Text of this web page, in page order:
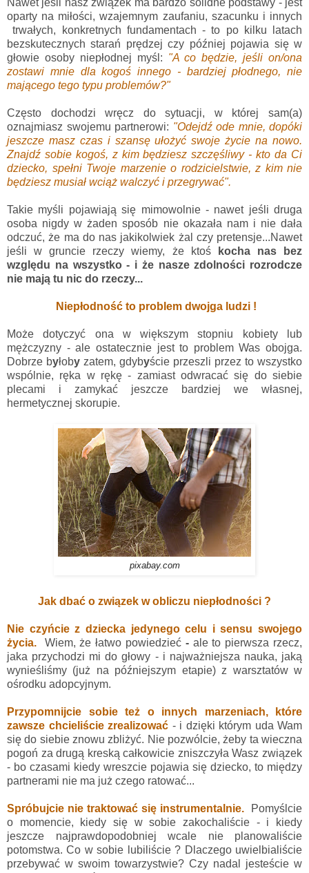
oparty na miłości, wzajemnym zaufaniu, szacunku i innych
trwałych, konkretnych fundamentach - to po kilku latach
bezskutecznych starań prędzej czy później pojawia się w
głowie osoby niepłodnej myśl: "A co będzie, jeśli on/ona
zostawi mnie dla kogoś innego - bardziej płodnego, nie
mającego tego typu problemów?"
Często dochodzi wręcz do sytuacji, w której sam(a)
oznajmiasz swojemu partnerowi: "Odejdź ode mnie, dopóki
jeszcze masz czas i szansę ułożyć swoje życie na nowo.
Znajdź sobie kogoś, z kim będziesz szczęśliwy - kto da Ci
dziecko, spełni Twoje marzenie o rodzicielstwie, z kim nie
będziesz musiał wciąż walczyć i przegrywać".
Takie myśli pojawiają się mimowolnie - nawet jeśli druga
osoba nigdy w żaden sposób nie okazała nam i nie dała
odczuć, że ma do nas jakikolwiek żal czy pretensje...Nawet
jeśli w gruncie rzeczy wiemy, że ktoś
kocha nas bez
względu na wszystko - i że nasze zdolności rozrodcze
nie mają tu nic do rzeczy...
Niepłodność to problem dwojga ludzi !
Może dotyczyć ona w większym stopniu kobiety lub
mężczyzny - ale ostatecznie jest to problem Was obojga.
Dobrze byłoby zatem, gdybyście przeszli przez to wszystko
wspólnie, ręka w rękę - zamiast odwracać się do siebie
plecami i zamykać jeszcze bardziej we własnej,
hermetycznej skorupie.
pixabay.com
Jak dbać o związek w obliczu niepłodności ?
Nie czyńcie z dziecka jedynego celu i sensu swojego
życia.
Wiem, że łatwo powiedzieć - ale to pierwsza rzecz,
jaka przychodzi mi do głowy - i najważniejsza nauka, jaką
wynieśliśmy (już na późniejszym etapie) z warsztatów w
ośrodku adopcyjnym.
Przypomnijcie sobie też o innych marzeniach, które
zawsze chcieliście zrealizować - i dzięki którym uda Wam
się do siebie znowu zbliżyć. Nie pozwólcie, żeby ta wieczna
pogoń za drugą kreską całkowicie zniszczyła Wasz związek
- bo czasami kiedy wreszcie pojawia się dziecko, to między
partnerami nie ma już czego ratować...
Spróbujcie nie traktować się instrumentalnie.
Pomyślcie
o momencie, kiedy się w sobie zakochaliście - i kiedy
jeszcze najprawdopodobniej wcale nie planowaliście
potomstwa. Co w sobie lubiliście ? Dlaczego uwielbialiście
przebywać w swoim towarzystwie? Czy nadal jesteście w